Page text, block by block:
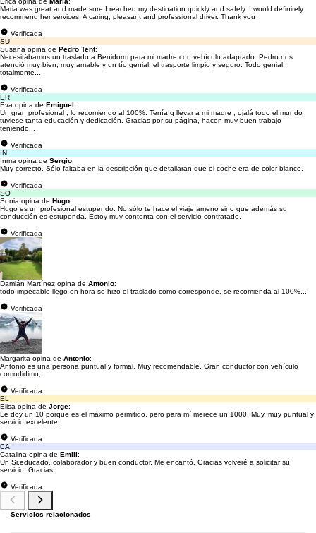
Maria was great and made sure I reached my destination quickly and safely. I would definitely
recommend her services. A caring, pleasant and professional driver. Thank you
Verificada
SU
Susana opina de Pedro Tent:
Necesitábamos un traslado a Benidorm para mi madre con vehículo adaptado. Pedro nos
atendió muy bien, muy amable y un tío genial, el trasporte limpio y seguro. Todo genial,
totalmente...
Verificada
ER
Eva opina de Emiguel:
Un gran profesional , lo recomiendo al 100%. Tenía q llevar a mi madre , ojalá todo el mundo
tuviese tanta educación y dedicación. Gracias por su página, hacen muy buen trabajo
teniendo...
Verificada
IN
Inma opina de Sergio:
Muy correcto. Sólo faltaba en la descripción que detallaran que el coche era de color blanco.
Verificada
SO
Sonia opina de Hugo:
Hugo es un profesional estupendo. No sólo te hace el viaje ameno sino que además su
conducción es estupenda. Estoy muy contenta con el servicio contratado.
Verificada
Damián Martínez opina de Antonio:
todo impecable llego en hora se hizo el traslado como corresponde, se recomienda al 100%...
Verificada
Margarita opina de Antonio:
Antonio es una persona puntual y formal. Muy recomendable. Gran conductor con vehículo
comodidimo,
Verificada
EL
Elisa opina de Jorge:
Le doy un 10 porque es el máximo permitido, pero para mí merece un 1000. Muy, muy puntual y
servicio excelente !
Verificada
CA
Catalina opina de Emili:
Un Sr.educado, colaborador y buen conductor. Me encantó. Gracias volveré a solicitar su
servicio. Gracias!
Verificada
Servicios relacionados